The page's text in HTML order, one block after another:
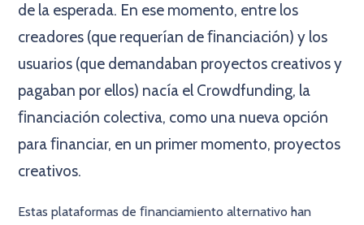
de la esperada. En ese momento, entre los
creadores (que requerían de ﬁnanciación) y los
usuarios (que demandaban proyectos creativos y
pagaban por ellos) nacía el Crowdfunding, la
ﬁnanciación colectiva, como una nueva opción
para ﬁnanciar, en un primer momento, proyectos
creativos.
Estas plataformas de ﬁnanciamiento alternativo han